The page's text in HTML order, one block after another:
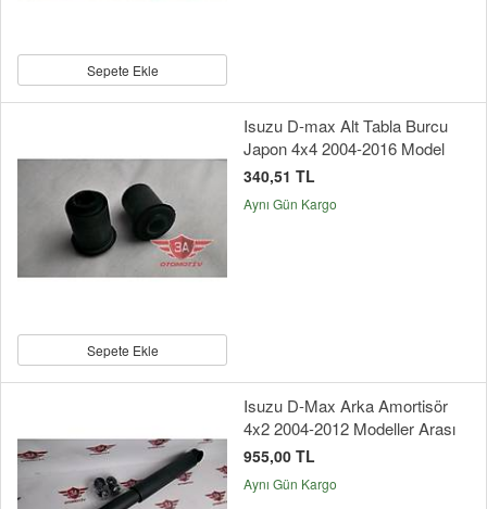
Sepete Ekle
Sepete Ekle
Isuzu D-max Alt Tabla Burcu
Japon 4x4 2004-2016 Model
340,51 TL
Aynı Gün Kargo
Isuzu D-Max Arka Amortisör
4x2 2004-2012 Modeller Arası
955,00 TL
Aynı Gün Kargo